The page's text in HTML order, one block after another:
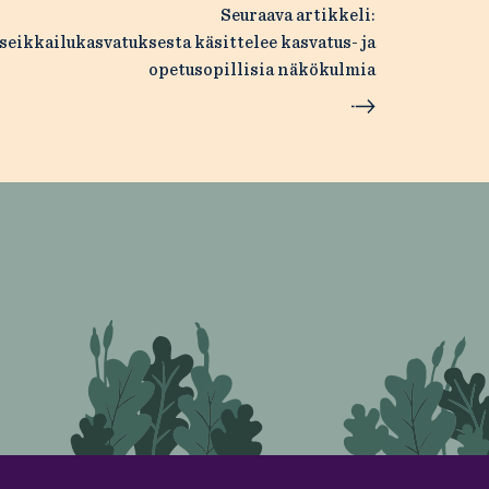
Seuraava artikkeli:
käsittelee kasvatus- ja
opetusopillisia näkökulmia